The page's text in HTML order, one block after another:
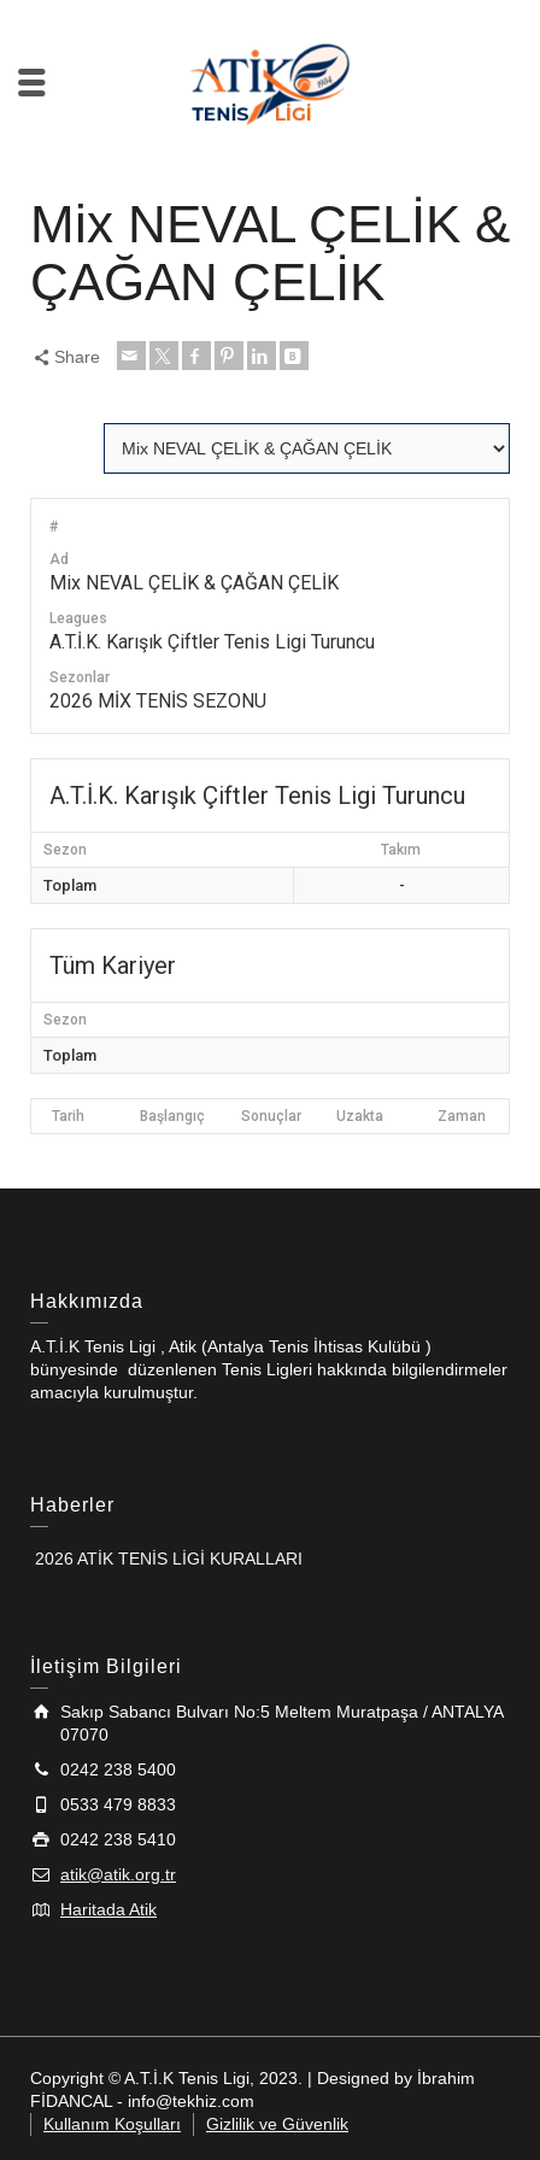
Mix NEVAL ÇELİK &
ÇAĞAN ÇELİK
Share
#
Ad
Mix NEVAL ÇELİK & ÇAĞAN ÇELİK
Leagues
A.T.İ.K. Karışık Çiftler Tenis Ligi Turuncu
Sezonlar
2026 MİX TENİS SEZONU
A.T.İ.K. Karışık Çiftler Tenis Ligi Turuncu
Sezon Takım
Toplam -
Tüm Kariyer
Sezon
Toplam
Tarih Başlangıç Sonuçlar Uzakta Zaman
Hakkımızda
A.T.İ.K Tenis Ligi , Atik (Antalya Tenis İhtisas Kulübü )
bünyesinde düzenlenen Tenis Ligleri hakkında bilgilendirmeler
amacıyla kurulmuştur.
Haberler
2026 ATİK TENİS LİGİ KURALLARI
İletişim Bilgileri
Sakıp Sabancı Bulvarı No:5 Meltem Muratpaşa / ANTALYA
07070
0242 238 5400
0533 479 8833
0242 238 5410
atik@atik.org.tr
Haritada Atik
Copyright © A.T.İ.K Tenis Ligi, 2023. | Designed by İbrahim
FİDANCAL - info@tekhiz.com
Kullanım Koşulları
Gizlilik ve Güvenlik